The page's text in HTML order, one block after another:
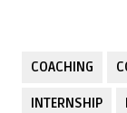
COACHING
INTERNSHIP